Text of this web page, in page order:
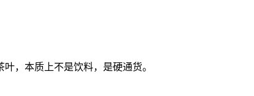
，本质上不是饮料，是硬通货。